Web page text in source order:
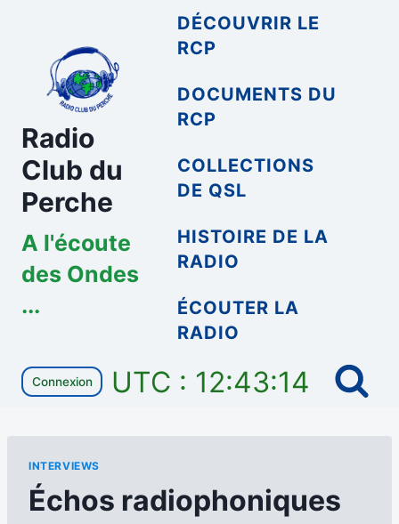
contenu
Radio
Club du
Perche
A l'écoute
des Ondes
...
DÉCOUVRIR LE
RCP
DOCUMENTS DU
RCP
COLLECTIONS
DE QSL
HISTOIRE DE LA
RADIO
ÉCOUTER LA
RADIO
Connexion UTC : 12:43:15
INTERVIEWS
Échos radiophoniques